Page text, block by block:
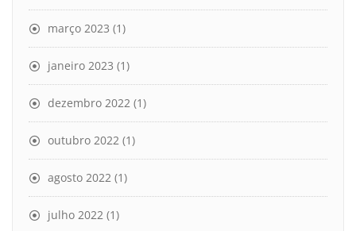
março 2023 (1)
janeiro 2023 (1)
dezembro 2022 (1)
outubro 2022 (1)
agosto 2022 (1)
julho 2022 (1)